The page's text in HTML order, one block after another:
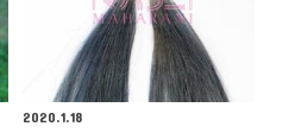
2020.1.18